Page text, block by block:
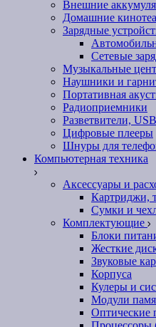
Внешние
Домашние
Зарядные
Сетевые
Музыкальные
Наушники и
Портативная
Радиоприемники
Разветвители,
Цифровые плееры
Шнуры для
Компьютерная техника
Аксессуары и
Картриджи,
Сумки и
Комплектующие
Блоки
Жесткие
Звуковые
Корпуса
Кулеры и
Модули
Оптические